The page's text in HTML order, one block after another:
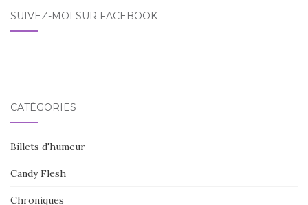
SUIVEZ-MOI SUR FACEBOOK
CATÉGORIES
Billets d'humeur
Candy Flesh
Chroniques